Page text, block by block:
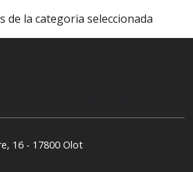
de la categoria seleccionada
16 - 17800 Olot